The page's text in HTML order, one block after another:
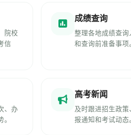
院校
信
成绩查询
整理各地成绩查询
和查询前准备事项
、办
。
高考新闻
及时跟进招生政策
报通知和考试动态